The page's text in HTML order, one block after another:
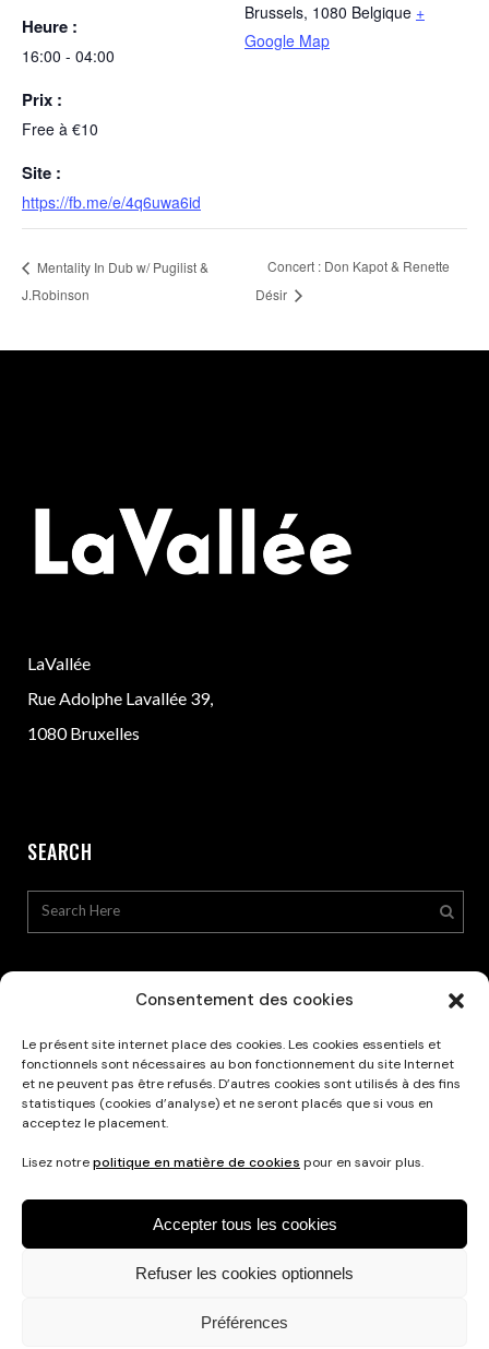
Consentement des cookies
Le présent site internet place des cookies. Les cookies essentiels et
fonctionnels sont nécessaires au bon fonctionnement du site Internet
et ne peuvent pas être refusés. D’autres cookies sont utilisés à des fins
statistiques (cookies d’analyse) et ne seront placés que si vous en
acceptez le placement.
Lisez notrepolitique en matière de cookies pour en savoir plus.
Accepter tous les cookies
Refuser les cookies optionnels
Préférences
Heure :
16:00 - 04:00
Prix :
Free à €10
Site :
https://fb.me/e/4q6uwa6id
Brussels, 1080 Belgique +
Google Map
Mentality In Dub w/ Pugilist &
J.Robinson
Concert : Don Kapot & Renette
Désir
LaVallée
Rue Adolphe Lavallée 39,
1080 Bruxelles
SEARCH
Privacy Policy
Nederlands